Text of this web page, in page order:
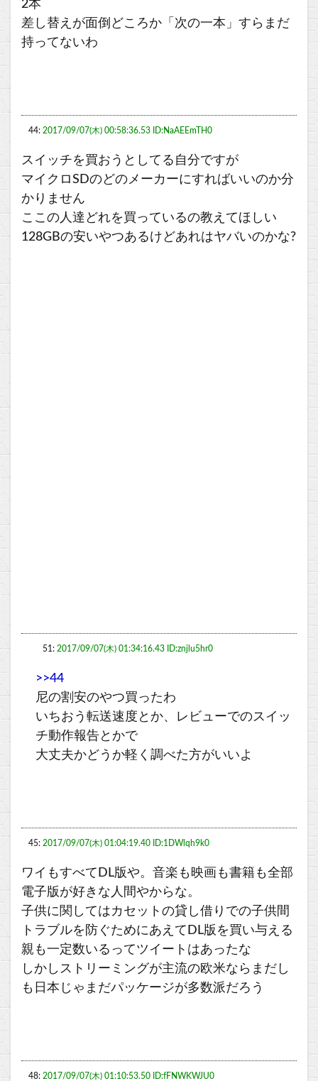
2本
差し替えが面倒どころか「次の一本」すらまだ
持ってないわ
44: 2017/09/07(木) 00:58:36.53 ID:NaAEEmTH0
スイッチを買おうとしてる自分ですが
マイクロSDのどのメーカーにすればいいのか分
かりません
ここの人達どれを買っているの教えてほしい
128GBの安いやつあるけどあれはヤバいのかな?
51: 2017/09/07(木) 01:34:16.43 ID:znjlu5hr0
>>44
尼の割安のやつ買ったわ
いちおう転送速度とか、レビューでのスイッ
チ動作報告とかで
大丈夫かどうか軽く調べた方がいいよ
45: 2017/09/07(木) 01:04:19.40 ID:1DWlqh9k0
ワイもすべてDL版や。音楽も映画も書籍も全部
電子版が好きな人間やからな。
子供に関してはカセットの貸し借りでの子供間
トラブルを防ぐためにあえてDL版を買い与える
親も一定数いるってツイートはあったな
しかしストリーミングが主流の欧米ならまだし
も日本じゃまだパッケージが多数派だろう
48: 2017/09/07(木) 01:10:53.50 ID:fFNWKWJU0